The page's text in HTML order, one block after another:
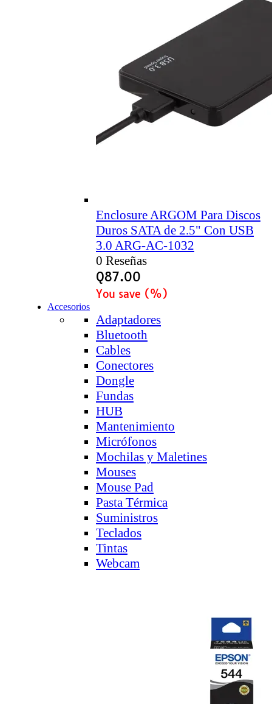
Enclosure ARGOM Para Discos
Duros SATA de 2.5" Con USB
3.0 ARG-AC-1032
0 Reseñas
Q87.00
You save (%)
Accesorios
Adaptadores
Bluetooth
Cables
Conectores
Dongle
Fundas
HUB
Mantenimiento
Micrófonos
Mochilas y Maletines
Mouses
Mouse Pad
Pasta Térmica
Suministros
Teclados
Tintas
Webcam